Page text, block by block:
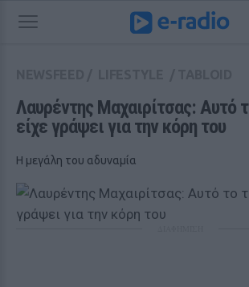
Λαυρέντης Μαχαιρίτσας: Αυτό
είχε γράψει για την κόρη του
Η μεγάλη του αδυναμία